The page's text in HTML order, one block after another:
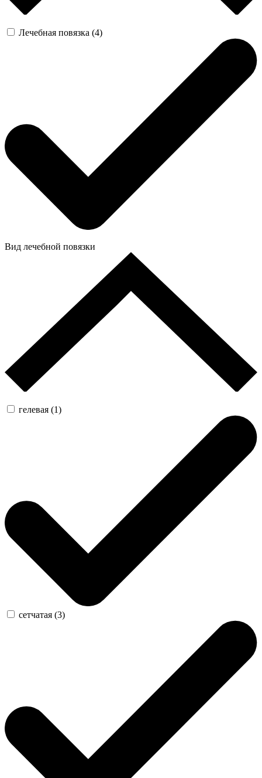
Лечебная повязка (4)
Вид лечебной повязки
гелевая (1)
сетчатая (3)